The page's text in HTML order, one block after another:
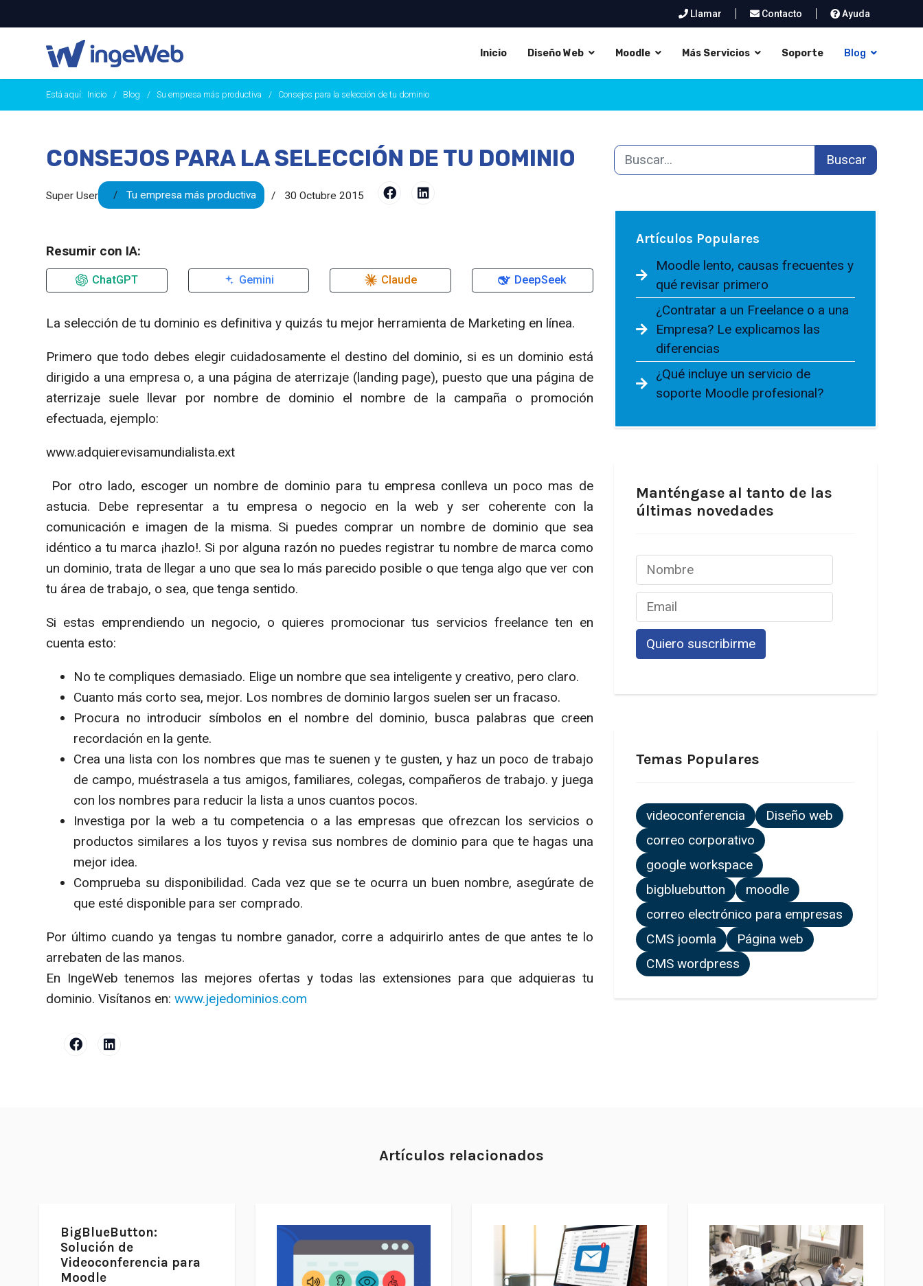
Llamar Contacto Ayuda
Inicio Diseño Web Moodle Más Servicios Soporte Blog
Está aquí: Inicio Blog Su empresa más productiva Consejos para la selección de tu dominio
CONSEJOS PARA LA SELECCIÓN DE TU DOMINIO
Super User Tu empresa más productiva 30 Octubre 2015
Resumir con IA:
ChatGPT Gemini Claude DeepSeek
La selección de tu dominio es definitiva y quizás tu mejor herramienta de Marketing en línea.
Primero que todo debes elegir cuidadosamente el destino del dominio, si es un dominio está
dirigido a una empresa o, a una página de aterrizaje (landing page), puesto que una página de
aterrizaje suele llevar por nombre de dominio el nombre de la campaña o promoción
efectuada, ejemplo:
www.adquierevisamundialista.ext
Por otro lado, escoger un nombre de dominio para tu empresa conlleva un poco mas de
astucia. Debe representar a tu empresa o negocio en la web y ser coherente con la
comunicación e imagen de la misma. Si puedes comprar un nombre de dominio que sea
idéntico a tu marca ¡hazlo!. Si por alguna razón no puedes registrar tu nombre de marca como
un dominio, trata de llegar a uno que sea lo más parecido posible o que tenga algo que ver con
tu área de trabajo, o sea, que tenga sentido.
Si estas emprendiendo un negocio, o quieres promocionar tus servicios freelance ten en
cuenta esto:
No te compliques demasiado. Elige un nombre que sea inteligente y creativo, pero claro.
Cuanto más corto sea, mejor. Los nombres de dominio largos suelen ser un fracaso.
Procura no introducir símbolos en el nombre del dominio, busca palabras que creen
recordación en la gente.
Crea una lista con los nombres que mas te suenen y te gusten, y haz un poco de trabajo
de campo, muéstrasela a tus amigos, familiares, colegas, compañeros de trabajo. y juega
con los nombres para reducir la lista a unos cuantos pocos.
Investiga por la web a tu competencia o a las empresas que ofrezcan los servicios o
productos similares a los tuyos y revisa sus nombres de dominio para que te hagas una
mejor idea.
Comprueba su disponibilidad. Cada vez que se te ocurra un buen nombre, asegúrate de
que esté disponible para ser comprado.
Por último cuando ya tengas tu nombre ganador, corre a adquirirlo antes de que antes te lo
arrebaten de las manos.
En IngeWeb tenemos las mejores ofertas y todas las extensiones para que adquieras tu
dominio. Visítanos en: www.jejedominios.com
Buscar
Artículos Populares
Moodle lento, causas frecuentes y
qué revisar primero
¿Contratar a un Freelance o a una
Empresa? Le explicamos las
diferencias
¿Qué incluye un servicio de
soporte Moodle profesional?
Manténgase al tanto de las
últimas novedades
Temas Populares
videoconferencia
Diseño web
correo corporativo
google workspace
bigbluebutton
moodle
correo electrónico para empresas
CMS joomla
Página web
CMS wordpress
Artículos relacionados
BigBlueButton:
Solución de
Videoconferencia para
Moodle